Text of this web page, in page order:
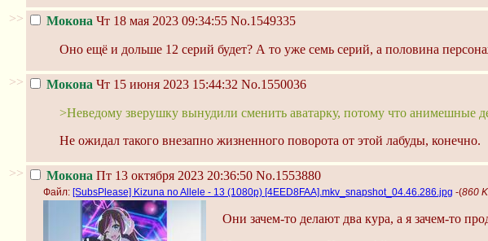
>> Мокона Чт 18 мая 2023 09:34:55 No.1549335
Оно ещё и дольше 12 серий будет? А то уже семь серий, а половина
>> Мокона Чт 15 июня 2023 15:44:32 No.1550036
>Неведому зверушку вынудили сменить аватарку, потому что анимешные
Не ожидал такого внезапно жизненного поворота от этой лабуды, конечно.
>> Мокона Пт 13 октября 2023 20:36:50 No.1553880
Файл: [SubsPlease] Kizuna no Allele - 13 (1080p) [4EED8FAA].mkv_snapshot_04.46.286.jpg -(860
Они зачем-то делают два кура, а я зачем-то